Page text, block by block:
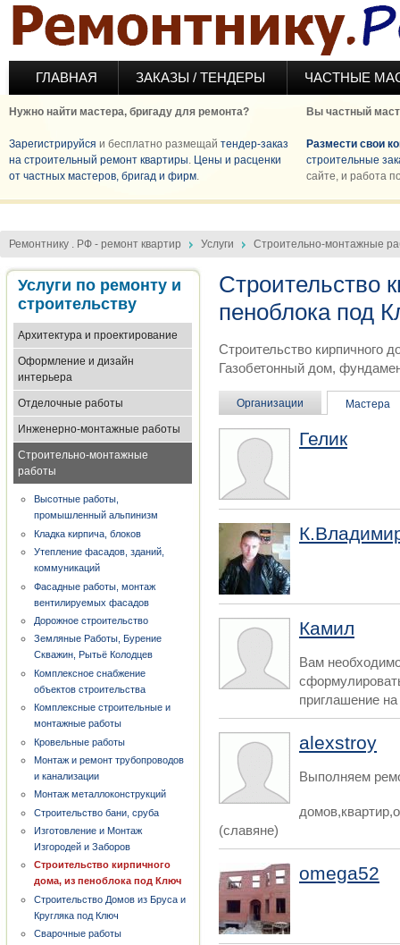
Перейти к основному содержанию
ГЛАВНАЯ ЗАКАЗЫ / ТЕНДЕРЫ ЧАСТНЫЕ
Нужно найти мастера, бригаду для ремонта?
Зарегистрируйся и бесплатно размещай тендер-заказ
на строительный ремонт квартиры. Цены и расценки
от частных мастеров, бригад и фирм.
Вы частный
Размести свои
строительные
сайте, и работа
Ремонтнику . РФ - ремонт квартир Услуги Строительно-монтажные
Услуги по ремонту и
строительству
Архитектура и проектирование
Оформление и дизайн
интерьера
Отделочные работы
Инженерно-монтажные работы
Строительно-монтажные
работы
Высотные работы,
промышленный альпинизм
Кладка кирпича, блоков
Утепление фасадов, зданий,
коммуникаций
Фасадные работы, монтаж
вентилируемых фасадов
Дорожное строительство
Земляные Работы, Бурение
Скважин, Рытьё Колодцев
Комплексное снабжение
объектов строительства
Комплексные строительные и
монтажные работы
Кровельные работы
Монтаж и ремонт трубопроводов
и канализации
Монтаж металлоконструкций
Строительство бани, сруба
Изготовление и Монтаж
Изгородей и Заборов
Строительство кирпичного
дома, из пеноблока под Ключ
Строительство Домов из Бруса и
Кругляка под Ключ
Сварочные работы
Строительство
пеноблока под
Строительство кирпичного
Газобетонный дом,
Организации Мастера
Гелик
Камил
Вам
приглашение
alexstroy
Выполняем
(славяне)
omega52